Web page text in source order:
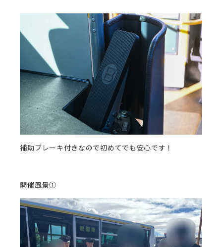
補助ブレーキ付きなので初めてでも安心です！
開催風景①